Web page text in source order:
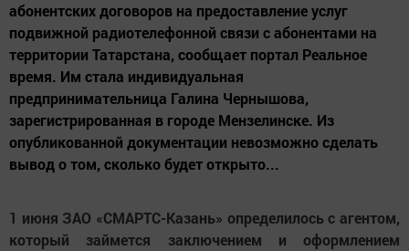
абонентских договоров на предоставление услуг
подвижной радиотелефонной связи с абонентами на
территории Татарстана, сообщает портал Реальное
время. Им стала индивидуальная
предпринимательница Галина Чернышова,
зарегистрированная в городе Мензелинске. Из
опубликованной документации невозможно сделать
вывод о том, сколько будет открыто...
1 июня ЗАО «СМАРТС-Казань» определилось с агентом,
который займется заключением и оформлением